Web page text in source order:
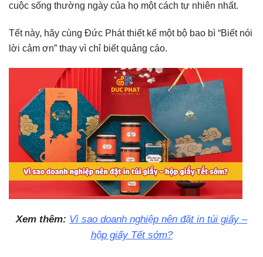
cuộc sống thường ngày của họ một cách tự nhiên nhất.
Tết này, hãy cùng Đức Phát thiết kế một bộ bao bì “Biết nói
lời cảm ơn” thay vì chỉ biết quảng cáo.
Xem thêm: Vì sao doanh nghiệp nên đặt in túi giấy –
hộp giấy Tết sớm?